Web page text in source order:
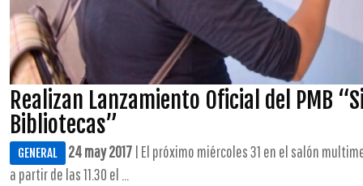
Realizan Lanzamiento Oficial del PMB
Bibliotecas”
GENERAL 24 may 2017 | El próximo miércoles 31 en el salón
a partir de las 11.30 el ...